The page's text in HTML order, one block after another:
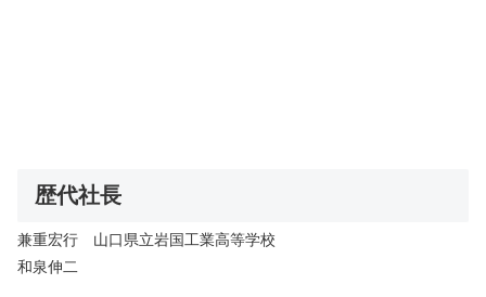
歴代社長
兼重宏行 山口県立岩国工業高等学校
和泉伸二